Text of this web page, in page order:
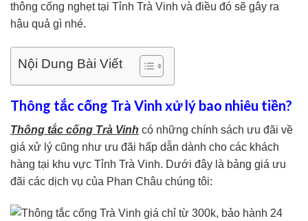
thông cống nghẹt tại Tỉnh Trà Vinh và điều đó sẽ gây ra
hậu quả gì nhé.
Nội Dung Bài Viết
Thông tắc cống Trà Vinh xử lý bao nhiêu tiền?
Thông tắc cống Trà Vinh có những chính sách ưu đãi về
giá xử lý cũng như ưu đãi hấp dẫn dành cho các khách
hàng tại khu vực Tỉnh Trà Vinh. Dưới đây là bảng giá ưu
đãi các dịch vụ của Phan Châu chúng tôi: